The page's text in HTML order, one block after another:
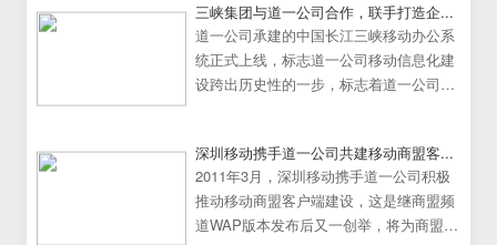
三峡集团与道一公司合作，联手打造企...
道一公司承建的中国长江三峡移动办公系
统正式上线，标志道一公司移动信息化建
设跨出历史性的一步，标志着道一公司移
深圳移动携手道一公司共建移动商盟客...
2011年3月，深圳移动携手道一公司积极
推动移动商盟客户端建设，这是继商盟频
道WAP版本发布后又一创举，将为商盟频